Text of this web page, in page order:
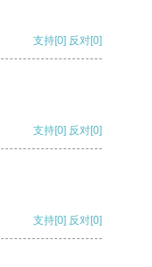
支持[0] 反对[0]
支持[0] 反对[0]
支持[0] 反对[0]